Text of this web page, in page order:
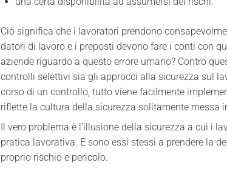
Ciò significa che i lavoratori prendono
datori di lavoro e i preposti devono fare i conti con
aziende riguardo a questo errore umano? Contro
controlli selettivi sia gli approcci alla sicurezza sul
corso di un controllo, tutto viene facilmente
riflette la cultura della sicurezza solitamente messa
Il vero problema è l’illusione della sicurezza a cui i
pratica lavorativa. E sono essi stessi a prendere la
proprio rischio e pericolo.